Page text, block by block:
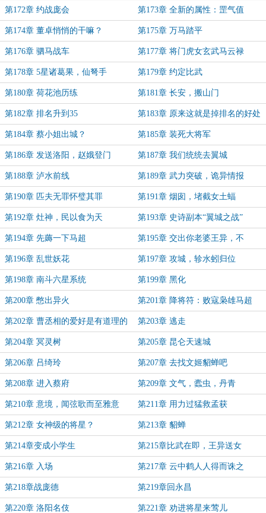
第172章 约战庞会 第173章 全新的属性：罡气值
第174章 董卓悄悄的干嘛？ 第175章 万马踏平
第176章 驷马战车 第177章 将门虎女玄武马云禄
第178章 5星诸葛果，仙弩手 第179章 约定比武
第180章 荷花池历练 第181章 长安，搬山门
第182章 排名升到35 第183章 原来这就是掉排名的好处
第184章 蔡小姐出城？ 第185章 装死大将军
第186章 发送洛阳，赵娥登门 第187章 我们统统去翼城
第188章 泸水前线 第189章 武力突破，诡异情报
第190章 匹夫无罪怀璧其罪 第191章 烟囱，堵截女土蝠
第192章 灶神，民以食为天 第193章 史诗副本“翼城之战”
第194章 先薅一下马超 第195章 交出你老婆王异，不
然……
第196章 乱世妖花 第197章 攻城，轸水蚓归位
第198章 南斗六星系统 第199章 黑化
第200章 憋出异火 第201章 降将符：败寇枭雄马超
第202章 曹丞相的爱好是有道理的 第203章 逃走
第204章 冥灵树 第205章 昆仑天速城
第206章 吕绮玲 第207章 去找文姬貂蝉吧
第208章 进入蔡府 第209章 文气，蠹虫，丹青
第210章 意境，闻弦歌而至雅意 第211章 用力过猛救孟获
第212章 女神级的将星？ 第213章 貂蝉
第214章变成小学生 第215章比武在即，王异送女
第216章 入场 第217章 云中鹤人人得而诛之
第218章战庞德 第219章回永昌
第220章 洛阳名伎 第221章 劝进将星来莺儿